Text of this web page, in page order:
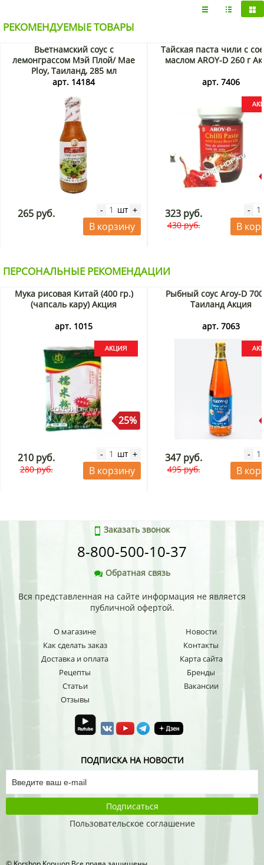
РЕКОМЕНДУЕМЫЕ ТОВАРЫ
Вьетнамский соус с
лемонграссом Мэй Плой/ Mae
Ploy, Таиланд, 285 мл
арт. 14184
265 руб. - шт +
В корзину
Тайская паста чили с
маслом AROY-D 260 г
арт. 7406
323 руб.
430 руб.
-
В
ПЕРСОНАЛЬНЫЕ РЕКОМЕНДАЦИИ
Мука рисовая Китай (400 гр.)
(чапсаль кару) Акция
арт. 1015
25%
210 руб.
280 руб.
- шт +
В корзину
Рыбный соус Aroy-D
Таиланд Акция
арт. 7063
347 руб.
495 руб.
-
В
Заказать звонок
8-800-500-10-37
Обратная связь
Вся представленная на сайте информация не является
публичной офертой.
О магазине
Как сделать заказ
Доставка и оплата
Рецепты
Статьи
Отзывы
Новости
Контакты
Карта сайта
Бренды
Вакансии
ПОДПИСКА НА НОВОСТИ
Подписаться
Пользовательское соглашение